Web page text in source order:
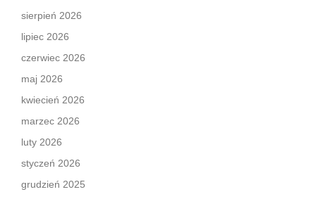
sierpień 2026
lipiec 2026
czerwiec 2026
maj 2026
kwiecień 2026
marzec 2026
luty 2026
styczeń 2026
grudzień 2025